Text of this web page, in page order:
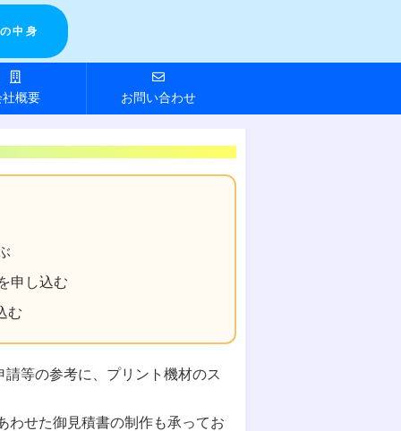
中身
概要 お問い合わせ
申し込む
む
等の参考に、プリント機材のス
わせた御見積書の制作も承ってお